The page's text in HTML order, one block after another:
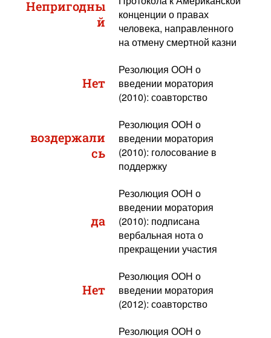
Непригодны
й
конценции о правах
человека, направленного
на отмену смертной казни
Нет
Резолюция ООН о
введении моратория
(2010): соавторство
воздержали
сь
Резолюция ООН о
введении моратория
(2010): голосование в
поддержку
да
Резолюция ООН о
введении моратория
(2010): подписана
вербальная нота о
прекращении участия
Нет
Резолюция ООН о
введении моратория
(2012): соавторство
Резолюция ООН о